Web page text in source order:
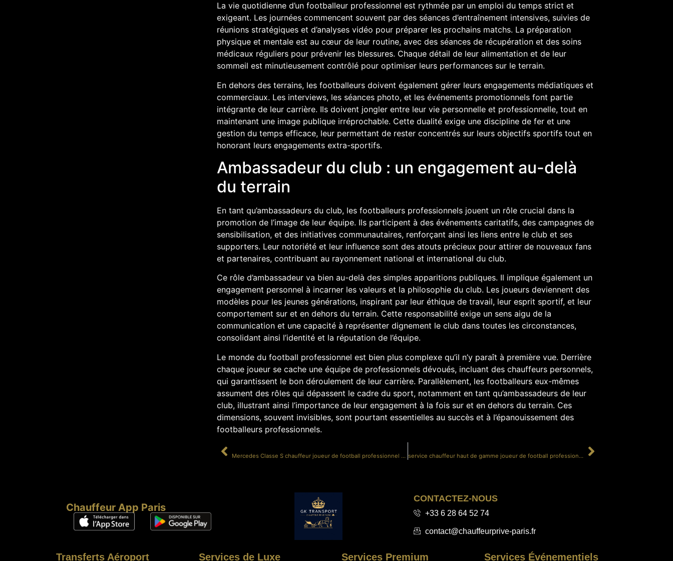
La vie quotidienne d’un footballeur professionnel est rythmée par un emploi du temps strict et
exigeant. Les journées commencent souvent par des séances d’entraînement intensives, suivies de
réunions stratégiques et d’analyses vidéo pour préparer les prochains matchs. La préparation
physique et mentale est au cœur de leur routine, avec des séances de récupération et des soins
médicaux réguliers pour prévenir les blessures. Chaque détail de leur alimentation et de leur
sommeil est minutieusement contrôlé pour optimiser leurs performances sur le terrain.
En dehors des terrains, les footballeurs doivent également gérer leurs engagements médiatiques et
commerciaux. Les interviews, les séances photo, et les événements promotionnels font partie
intégrante de leur carrière. Ils doivent jongler entre leur vie personnelle et professionnelle, tout en
maintenant une image publique irréprochable. Cette dualité exige une discipline de fer et une
gestion du temps efficace, leur permettant de rester concentrés sur leurs objectifs sportifs tout en
honorant leurs engagements extra-sportifs.
Ambassadeur du club : un engagement au-delà
du terrain
En tant qu’ambassadeurs du club, les footballeurs professionnels jouent un rôle crucial dans la
promotion de l’image de leur équipe. Ils participent à des événements caritatifs, des campagnes de
sensibilisation, et des initiatives communautaires, renforçant ainsi les liens entre le club et ses
supporters. Leur notoriété et leur influence sont des atouts précieux pour attirer de nouveaux fans
et partenaires, contribuant au rayonnement national et international du club.
Ce rôle d’ambassadeur va bien au-delà des simples apparitions publiques. Il implique également un
engagement personnel à incarner les valeurs et la philosophie du club. Les joueurs deviennent des
modèles pour les jeunes générations, inspirant par leur éthique de travail, leur esprit sportif, et leur
comportement sur et en dehors du terrain. Cette responsabilité exige un sens aigu de la
communication et une capacité à représenter dignement le club dans toutes les circonstances,
consolidant ainsi l’identité et la réputation de l’équipe.
Le monde du football professionnel est bien plus complexe qu’il n’y paraît à première vue. Derrière
chaque joueur se cache une équipe de professionnels dévoués, incluant des chauffeurs personnels,
qui garantissent le bon déroulement de leur carrière. Parallèlement, les footballeurs eux-mêmes
assument des rôles qui dépassent le cadre du sport, notamment en tant qu’ambassadeurs de leur
club, illustrant ainsi l’importance de leur engagement à la fois sur et en dehors du terrain. Ces
dimensions, souvent invisibles, sont pourtant essentielles au succès et à l’épanouissement des
footballeurs professionnels.
Mercedes Classe S chauffeur joueur de football professionnel événement premium service chauffeur haut de gamme joueur de football professionnel Paris
Chauffeur App Paris
CONTACTEZ-NOUS
+33 6 28 64 52 74
contact@chauffeurprive-paris.fr
Transferts Aéroport Services de Luxe Services Premium Services Événementiels